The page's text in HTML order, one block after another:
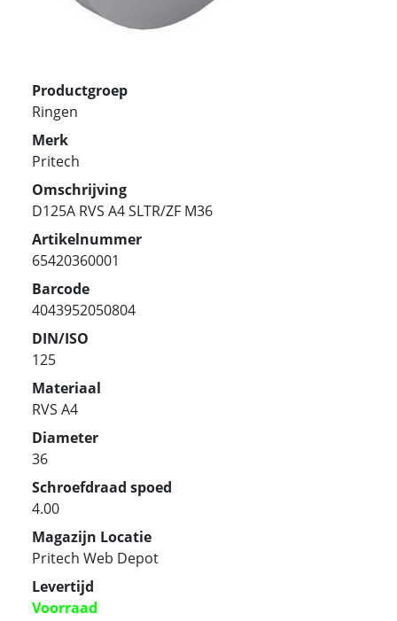
Productgroep
Ringen
Merk
Pritech
Omschrijving
D125A RVS A4 SLTR/ZF M36
Artikelnummer
65420360001
Barcode
4043952050804
DIN/ISO
125
Materiaal
RVS A4
Diameter
36
Schroefdraad spoed
4.00
Magazijn Locatie
Pritech Web Depot
Levertijd
Voorraad